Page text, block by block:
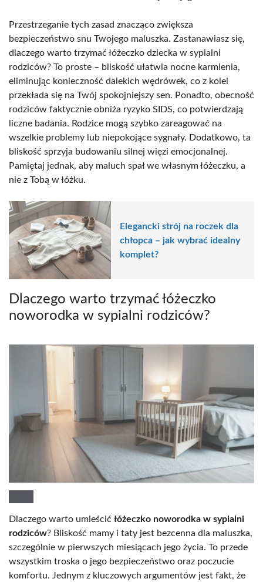
Przestrzeganie tych zasad znacząco zwiększa
bezpieczeństwo snu Twojego maluszka. Zastanawiasz się,
dlaczego warto trzymać łóżeczko dziecka w sypialni
rodziców? To proste – bliskość ułatwia nocne karmienia,
eliminując konieczność dalekich wędrówek, co z kolei
przekłada się na Twój spokojniejszy sen. Ponadto, obecność
rodziców faktycznie obniża ryzyko SIDS, co potwierdzają
liczne badania. Rodzice mogą szybko zareagować na
wszelkie problemy lub niepokojące sygnały. Dodatkowo, ta
bliskość sprzyja budowaniu silnej więzi emocjonalnej.
Pamiętaj jednak, aby maluch spał we własnym łóżeczku, a
nie z Tobą w łóżku.
Elegancki strój na roczek dla
chłopca – jak wybrać idealny
komplet?
Dlaczego warto trzymać łóżeczko
noworodka w sypialni rodziców?
Dlaczego warto umieścić łóżeczko noworodka w sypialni
rodziców? Bliskość mamy i taty jest bezcenna dla maluszka,
szczególnie w pierwszych miesiącach jego życia. To przede
wszystkim troska o jego bezpieczeństwo oraz poczucie
komfortu. Jednym z kluczowych argumentów jest fakt, że